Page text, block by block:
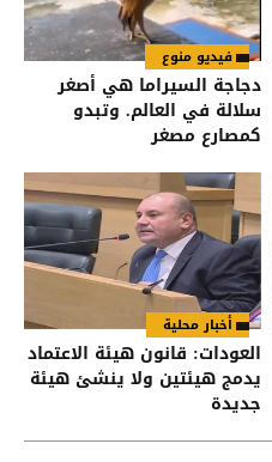
فيديو منوع
دجاجة السيراما هي أصغر
سلالة في العالم. وتبدو
كمصارع مصغر
أخبار محلية
العودات: قانون هيئة الاعتماد
يدمج هيئتين ولا ينشئ هيئة
جديدة